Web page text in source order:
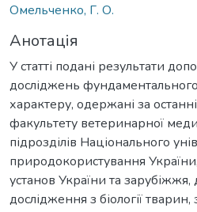
Омельченко, Г. О.
Анотація
У статті подані результати
досліджень
характеру, одержані за
факультету ветеринарної
підрозділів Національного
природокористування
установ України та зарубіжжя,
дослідження з біології тварин,